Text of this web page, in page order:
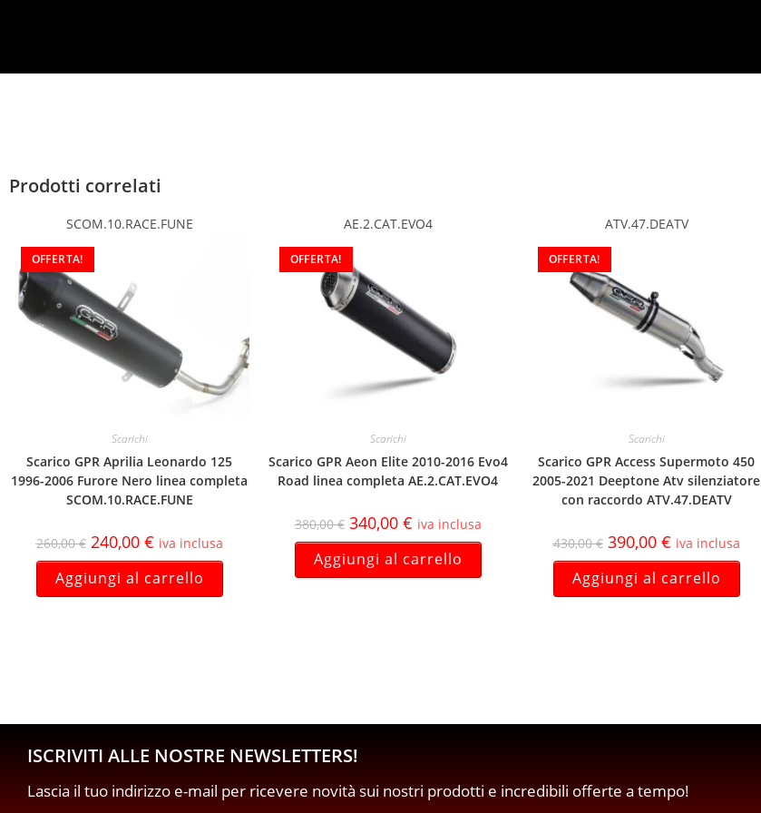
Prodotti correlati
SCOM.10.RACE.FUNE
OFFERTA!
Scarichi
Scarico GPR Aprilia Leonardo 125
1996-2006 Furore Nero linea completa
SCOM.10.RACE.FUNE
260,00€ 240,00 € iva inclusa
Aggiungi al carrello
AE.2.CAT.EVO4
OFFERTA!
Scarichi
Scarico GPR Aeon Elite 2010-2016 Evo4
Road linea completa AE.2.CAT.EVO4
380,00€ 340,00 € iva inclusa
Aggiungi al carrello
ATV.47.DEATV
OFFERTA!
Scarichi
Scarico GPR Access Supermoto 450
2005-2021 Deeptone Atv silenziatore
con raccordo ATV.47.DEATV
430,00€ 390,00 € iva inclusa
Aggiungi al carrello
ISCRIVITI ALLE NOSTRE NEWSLETTERS!
Lascia il tuo indirizzo e-mail per ricevere novità sui nostri prodotti e incredibili offerte a tempo!